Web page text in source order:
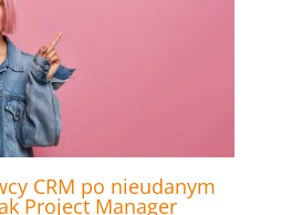
CRM po nieudanym
Project Manager